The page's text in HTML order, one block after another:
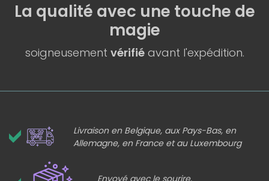
La qualité avec une touche de
magie
soigneusement vérifiéavant l'expédition.
Livraison en Belgique, aux Pays-Bas, en
Allemagne, en France et au Luxembourg
Envoyé avec le sourire.